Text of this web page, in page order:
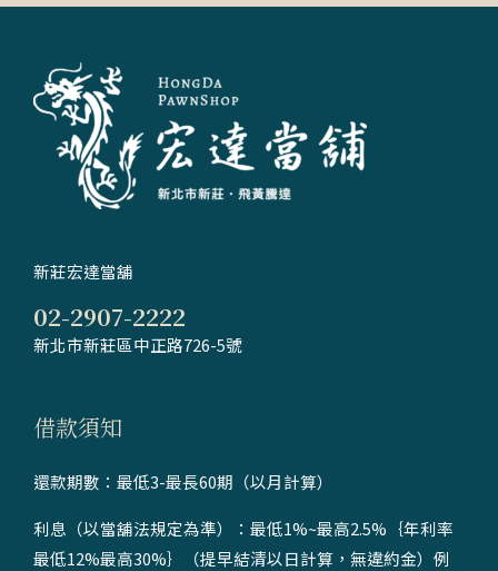
新莊宏達當舖
02-2907-2222
新北市新莊區中正路726-5號
借款須知
還款期數：最低3-最長60期（以月計算）
利息（以當舖法規定為準）：最低1%~最高2.5%｛年利率
最低12%最高30%｝（提早結清以日計算，無違約金）例